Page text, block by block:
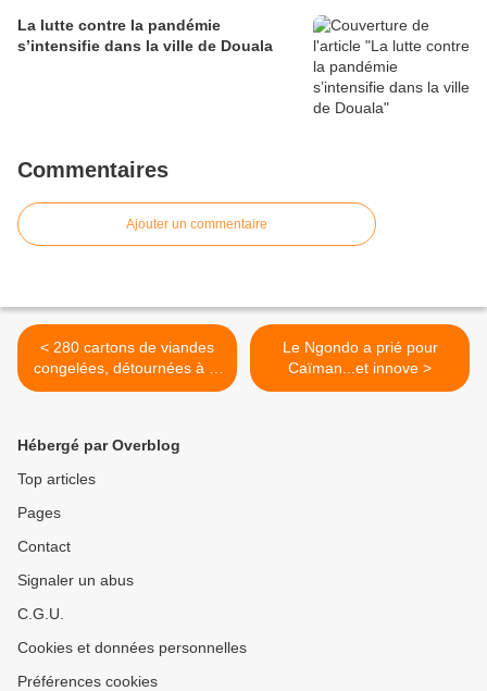
La lutte contre la pandémie
s’intensifie dans la ville de Douala
Commentaires
Ajouter un commentaire
< 280 cartons de viandes
congelées, détournées à la
Douane
Le Ngondo a prié pour
Caïman...et innove >
Hébergé par Overblog
Top articles
Pages
Contact
Signaler un abus
C.G.U.
Cookies et données personnelles
Préférences cookies